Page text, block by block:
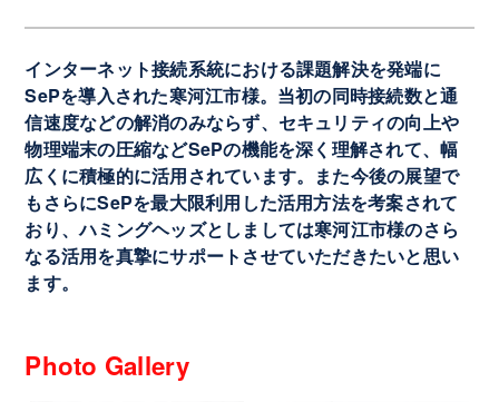
インターネット接続系統における課題解決を発端に
SePを導入された寒河江市様。当初の同時接続数と通
信速度などの解消のみならず、セキュリティの向上や
物理端末の圧縮などSePの機能を深く理解されて、幅
広くに積極的に活用されています。また今後の展望で
もさらにSePを最大限利用した活用方法を考案されて
おり、ハミングヘッズとしましては寒河江市様のさら
なる活用を真摯にサポートさせていただきたいと思い
ます。
Photo Gallery